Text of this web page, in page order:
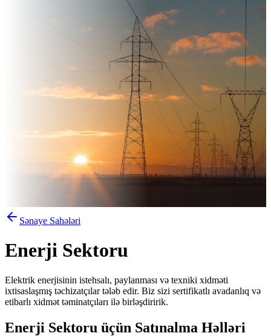
Sənaye Sahələri
Enerji Sektoru
Elektrik enerjisinin istehsalı, paylanması və texniki xidməti
ixtisaslaşmış təchizatçılar tələb edir. Biz sizi sertifikatlı avadanlıq və
etibarlı xidmət təminatçıları ilə birləşdiririk.
Enerji Sektoru üçün Satınalma Həlləri